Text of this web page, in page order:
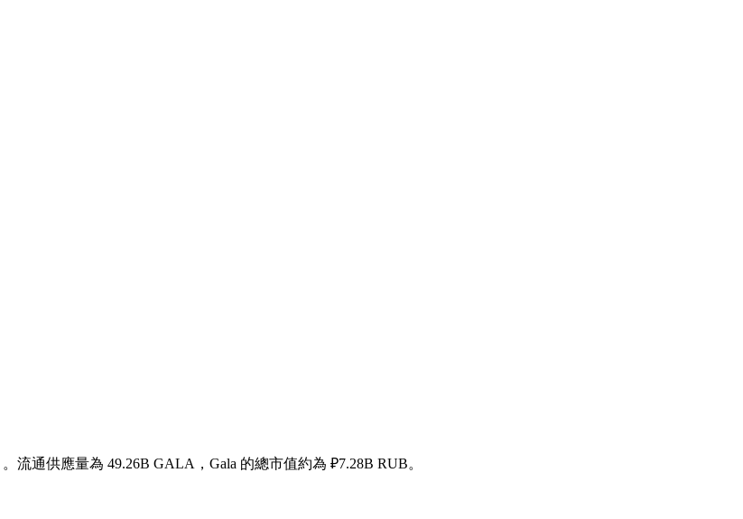
。流通供應量為 49.26B GALA，Gala 的總市值約為 ₽7.28B RUB。